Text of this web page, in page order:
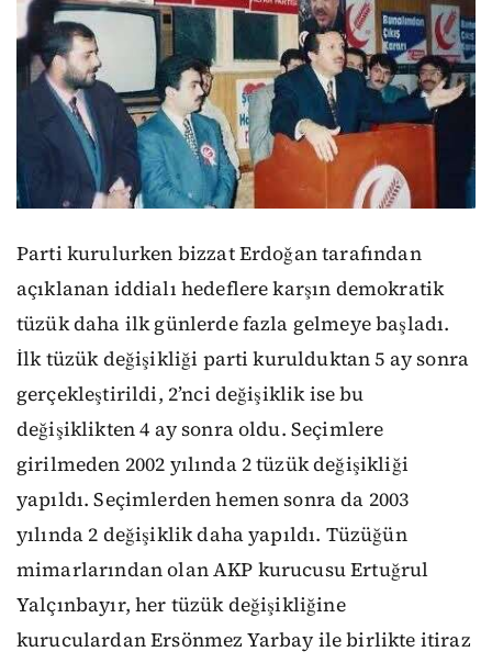
Parti kurulurken bizzat Erdoğan tarafından
açıklanan iddialı hedeflere karşın demokratik
tüzük daha ilk günlerde fazla gelmeye başladı.
İlk tüzük değişikliği parti kurulduktan 5 ay sonra
gerçekleştirildi, 2’nci değişiklik ise bu
değişiklikten 4 ay sonra oldu. Seçimlere
girilmeden 2002 yılında 2 tüzük değişikliği
yapıldı. Seçimlerden hemen sonra da 2003
yılında 2 değişiklik daha yapıldı. Tüzüğün
mimarlarından olan AKP kurucusu Ertuğrul
Yalçınbayır, her tüzük değişikliğine
kuruculardan Ersönmez Yarbay ile birlikte itiraz